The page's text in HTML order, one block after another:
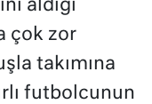
aldığı
çok zor
takımına
futbolcunun